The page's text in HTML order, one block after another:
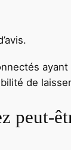
ayant
de
peut-